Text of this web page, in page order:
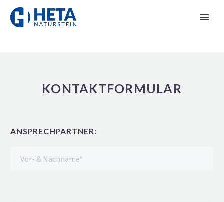
KONTAKTFORMULAR
ANSPRECHPARTNER: